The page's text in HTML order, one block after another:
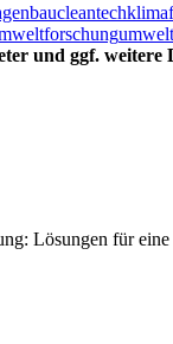
cleantech
und ggf. weitere
Lösungen für